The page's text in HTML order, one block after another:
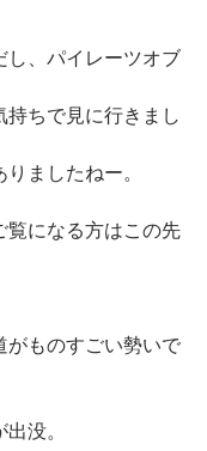
し、パイレーツオブ
ちで見に行きまし
ましたねー。
覧になる方はこの先
がものすごい勢いで
没。